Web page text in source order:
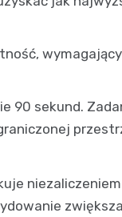
90 sekund.
niezaliczeniem